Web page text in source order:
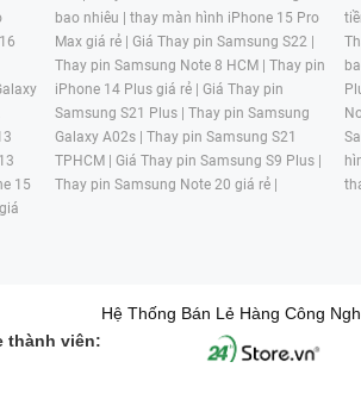
15
bao nhiêu | thay màn hình iPhone 15 Pro
Max giá rẻ | Giá Thay pin Samsung S22 |
Thay pin Samsung Note 8 HCM | Thay pin
iPhone 14 Plus giá rẻ | Giá Thay pin
Samsung S21 Plus | Thay pin Samsung
Galaxy A02s | Thay pin Samsung S21
TPHCM | Giá Thay pin Samsung S9 Plus |
Thay pin Samsung Note 20 giá rẻ |
thành viên:
Hệ Thống Bán Lẻ Hàng Công